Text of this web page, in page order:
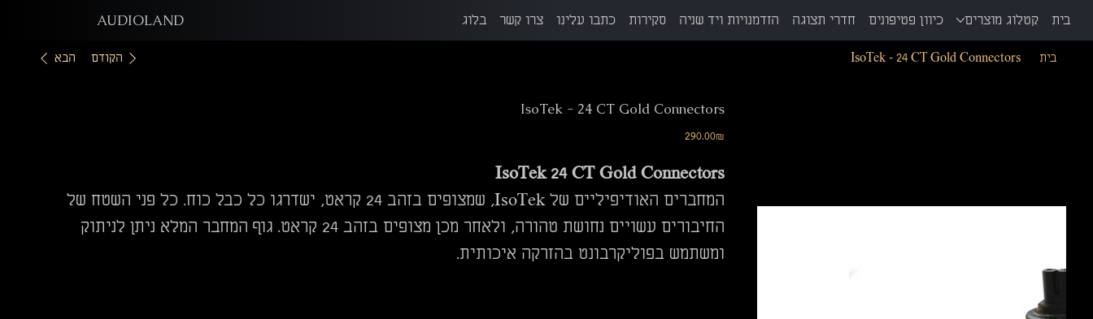
בית קטלוג מוצרים כיוון פטיפונים חדרי תצוגה הזדמנויות ויד שניה סקירות כתבו עלינו צרו קשר בלוג AUDIOLAND
בית IsoTek - 24 CT Gold Connectors הקודם הבא
IsoTek - 24 CT Gold Connectors
מחיר ‏290.00 ‏₪
IsoTek 24 CT Gold Connectors
המחברים האודיפיליים של IsoTek, שמצופים בזהב 24 קראט, ישדרגו כל כבל כוח. כל פני השטח של
החיבורים עשויים נחושת טהורה, ולאחר מכן מצופים בזהב 24 קראט. גוף המחבר המלא ניתן לניתוק
ומשתמש בפוליקרבונט בהזרקה איכותית.